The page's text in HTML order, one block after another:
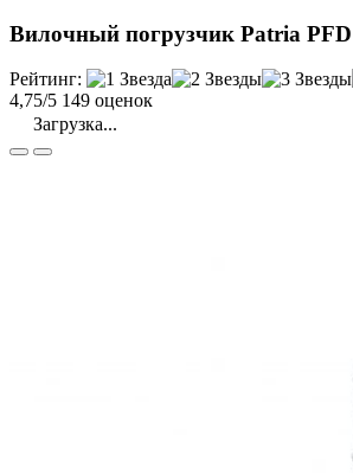
Вилочный погрузчик Patria PFD
Рейтинг:
4,75/5 149 оценок
Загрузка...